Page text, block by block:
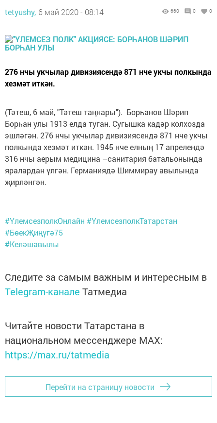
tetyushy, 6 май 2020 - 08:14 660 0 0
276 нчы укчылар дивизиясендә 871 нче укчы полкында
хезмәт иткән.
(Тәтеш, 6 май, "Тәтеш таңнары"). Борһанов Шәрип
Борһан улы 1913 елда туган. Сугышка кадәр колхозда
эшләгән. 276 нчы укчылар дивизиясендә 871 нче укчы
полкында хезмәт иткән. 1945 нче елның 17 апрелендә
316 нчы аерым медицина –санитария батальонында
яралардан үлгән. Германиядә Шиммирау авылында
җирләнгән.
#ҮлемсезполкОнлайн #ҮлемсезполкТатарстан
#БөекҖиңүгә75
#Келәшавылы
Следите за самым важным и интересным в
Telegram-канале Татмедиа
Читайте новости Татарстана в
национальном мессенджере MАХ:
https://max.ru/tatmedia
Перейти на страницу новости